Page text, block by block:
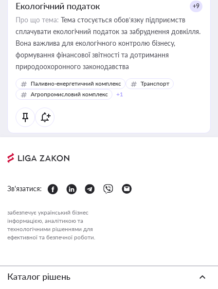
Екологічний податок +9
Про що тема: Тема стосується обов’язку підприємств
сплачувати екологічний податок за забруднення довкілля.
Вона важлива для екологічного контролю бізнесу,
формування фінансової звітності та дотримання
природоохоронного законодавства
Паливно-енергетичний комплекс
Транспорт
Агропромисловий комплекс
+1
Зв'язатися:
забезпечує український бізнес
інформацією, аналітикою та
технологічними рішеннями для
ефективної та безпечної роботи.
Каталог рішень